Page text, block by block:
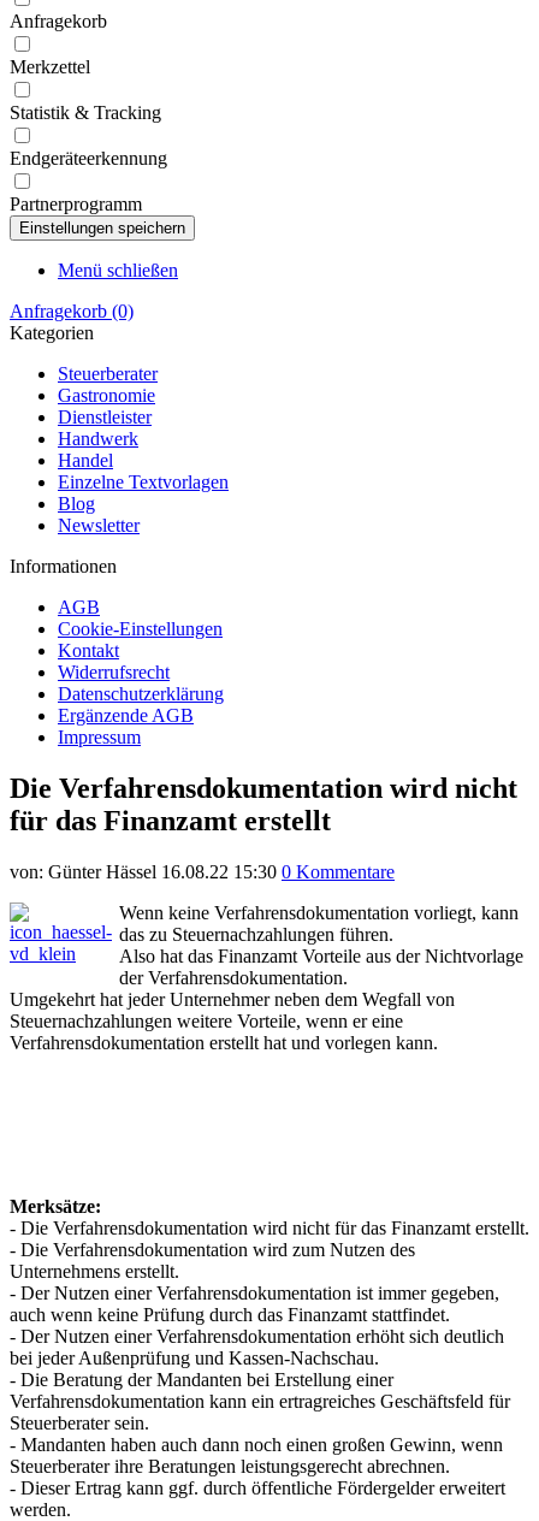
Anfragekorb
Merkzettel
Statistik & Tracking
Endgeräteerkennung
Partnerprogramm
Menü schließen
Anfragekorb (0)
Kategorien
Steuerberater
Gastronomie
Dienstleister
Handwerk
Handel
Einzelne Textvorlagen
Blog
Newsletter
Informationen
AGB
Cookie-Einstellungen
Kontakt
Widerrufsrecht
Datenschutzerklärung
Ergänzende AGB
Impressum
Die Verfahrensdokumentation wird nicht
für das Finanzamt erstellt
von: Günter Hässel 16.08.22 15:30 0 Kommentare
Wenn keine Verfahrensdokumentation vorliegt, kann
das zu Steuernachzahlungen führen.
Also hat das Finanzamt Vorteile aus der Nichtvorlage
der Verfahrensdokumentation.
Umgekehrt hat jeder Unternehmer neben dem Wegfall von
Steuernachzahlungen weitere Vorteile, wenn er eine
Verfahrensdokumentation erstellt hat und vorlegen kann.
Merksätze:
- Die Verfahrensdokumentation wird nicht für das Finanzamt erstellt.
- Die Verfahrensdokumentation wird zum Nutzen des
Unternehmens erstellt.
- Der Nutzen einer Verfahrensdokumentation ist immer gegeben,
auch wenn keine Prüfung durch das Finanzamt stattfindet.
- Der Nutzen einer Verfahrensdokumentation erhöht sich deutlich
bei jeder Außenprüfung und Kassen-Nachschau.
- Die Beratung der Mandanten bei Erstellung einer
Verfahrensdokumentation kann ein ertragreiches Geschäftsfeld für
Steuerberater sein.
- Mandanten haben auch dann noch einen großen Gewinn, wenn
Steuerberater ihre Beratungen leistungsgerecht abrechnen.
- Dieser Ertrag kann ggf. durch öffentliche Fördergelder erweitert
werden.